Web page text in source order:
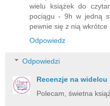
wielu książek do
pociągu - 9h w jedną
pewnie się z nią wkrótce
Odpowiedz
Odpowiedzi
Recenzje na widelcu
Polecam, świetna